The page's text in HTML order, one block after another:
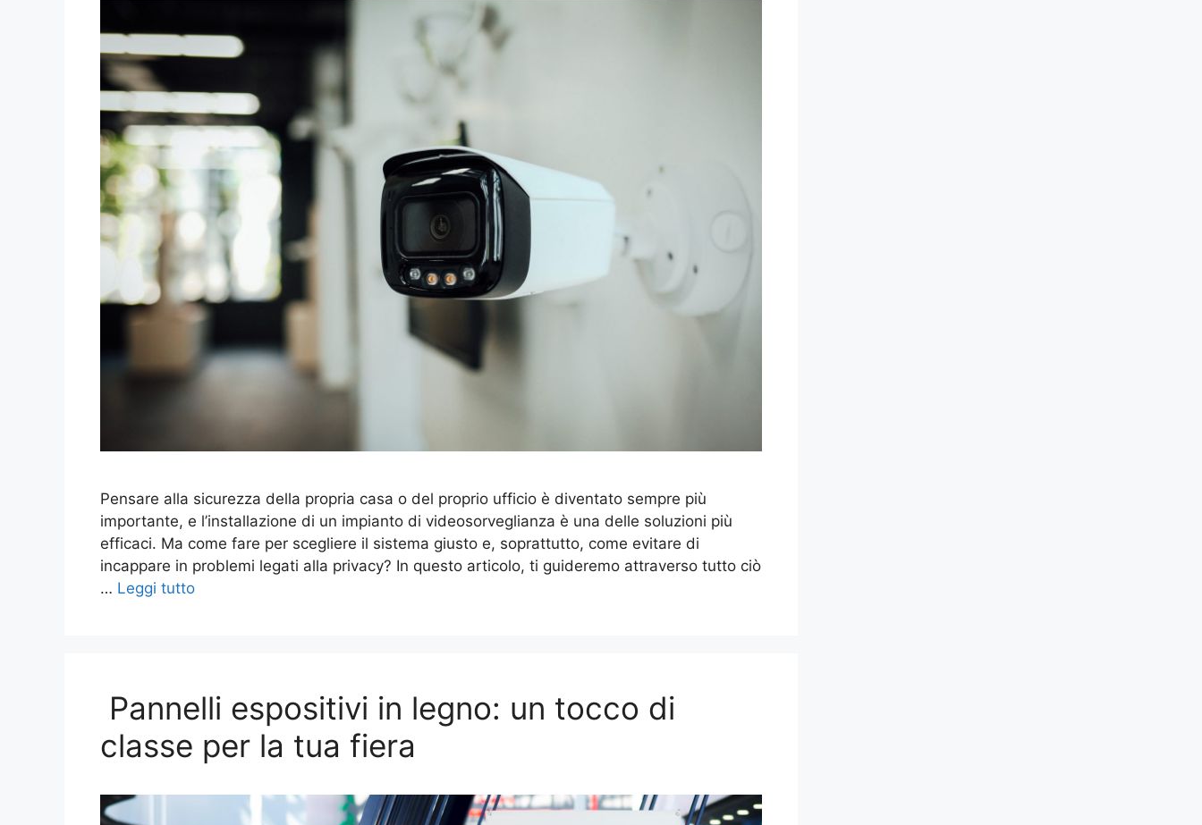
Pensare alla sicurezza della propria casa o del proprio ufficio è diventato sempre più
importante, e l’installazione di un impianto di videosorveglianza è una delle soluzioni più
efficaci. Ma come fare per scegliere il sistema giusto e, soprattutto, come evitare di
incappare in problemi legati alla privacy? In questo articolo, ti guideremo attraverso tutto ciò
… Leggi tutto
Pannelli espositivi in legno: un tocco di
classe per la tua fiera